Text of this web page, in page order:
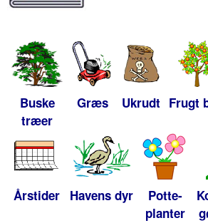
Buske
træer
Græs Ukrudt Frugt
Årstider Havens dyr
Potte-
planter